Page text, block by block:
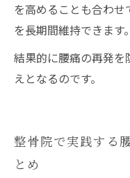
を高めることも合わ
を長期間維持できます。
結果的に腰痛の再発を
えとなるのです。
整骨院で実践する
とめ